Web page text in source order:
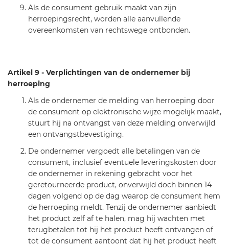
Als de consument gebruik maakt van zijn
herroepingsrecht, worden alle aanvullende
overeenkomsten van rechtswege ontbonden.
Artikel 9 - Verplichtingen van de ondernemer bij
herroeping
Als de ondernemer de melding van herroeping door
de consument op elektronische wijze mogelijk maakt,
stuurt hij na ontvangst van deze melding onverwijld
een ontvangstbevestiging.
De ondernemer vergoedt alle betalingen van de
consument, inclusief eventuele leveringskosten door
de ondernemer in rekening gebracht voor het
geretourneerde product, onverwijld doch binnen 14
dagen volgend op de dag waarop de consument hem
de herroeping meldt. Tenzij de ondernemer aanbiedt
het product zelf af te halen, mag hij wachten met
terugbetalen tot hij het product heeft ontvangen of
tot de consument aantoont dat hij het product heeft